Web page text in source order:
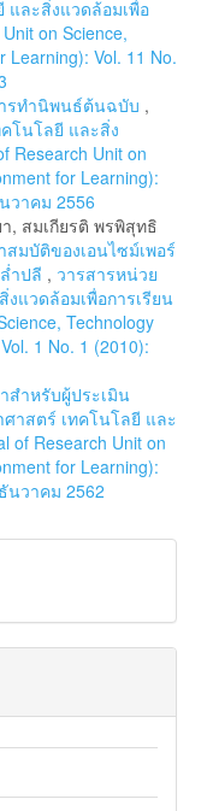
และสิ่งแวดล้อมเพื่อ
on Science,
Learning): Vol. 11 No.
รทำนิพนธ์ต้นฉบับ ,
โนโลยี และสิ่ง
Research Unit on
for Learning):
วาคม 2556
, สมเกียรติ พรพิสุทธิ
สมบัติของเอนไซม์เพอร์
ำปลี , วารสารหน่วย
แวดล้อมเพื่อการเรียน
Technology
1 No. 1 (2010):
สำหรับผู้ประเมิน
าสตร์ เทคโนโลยี และ
of Research Unit on
for Learning):
นวาคม 2562